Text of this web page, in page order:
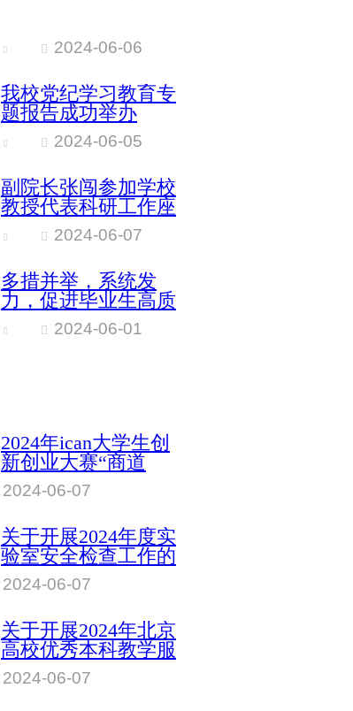
2024-06-06
我校党纪学习教育专
题报告成功举办
2024-06-05
副院长张闯参加学校
教授代表科研工作座
2024-06-07
多措并举，系统发
力，促进毕业生高质
量充分就业2024-06-01
2024年ican大学生创
新创业大赛“商道
杯”管理决策模拟挑
战赛北京物资学院校
2024-06-07
关于开展2024年度实
验室安全检查工作的
通知
2024-06-07
关于开展2024年北京
高校优秀本科教学服
务保障人员评选工作
的通知
2024-06-07